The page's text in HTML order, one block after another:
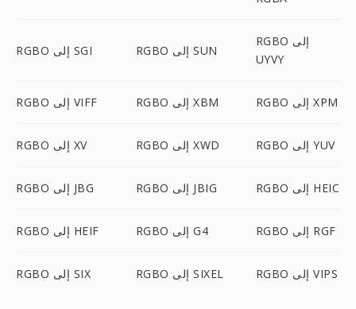
RGBO إلى SGI RGBO إلى SUN
RGBO إلى
UYVY
RGBO إلى VIFF RGBO إلى XBM RGBO إلى XPM
RGBO إلى XV RGBO إلى XWD RGBO إلى YUV
RGBO إلى JBG RGBO إلى JBIG RGBO إلى HEIC
RGBO إلى HEIF RGBO إلى G4 RGBO إلى RGF
RGBO إلى SIX RGBO إلى SIXEL RGBO إلى VIPS